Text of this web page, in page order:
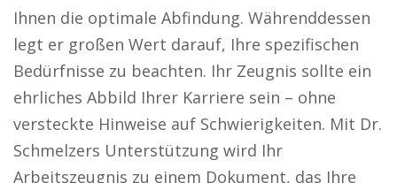
Ihnen die optimale Abfindung. Währenddessen
legt er großen Wert darauf, Ihre spezifischen
Bedürfnisse zu beachten. Ihr Zeugnis sollte ein
ehrliches Abbild Ihrer Karriere sein – ohne
versteckte Hinweise auf Schwierigkeiten. Mit Dr.
Schmelzers Unterstützung wird Ihr
Arbeitszeugnis zu einem Dokument, das Ihre